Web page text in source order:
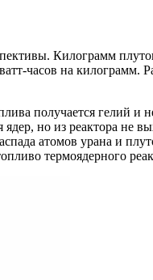
Килограмм
часов на килограмм.
получается гелий и
но из реактора
атомов урана и
термоядерного